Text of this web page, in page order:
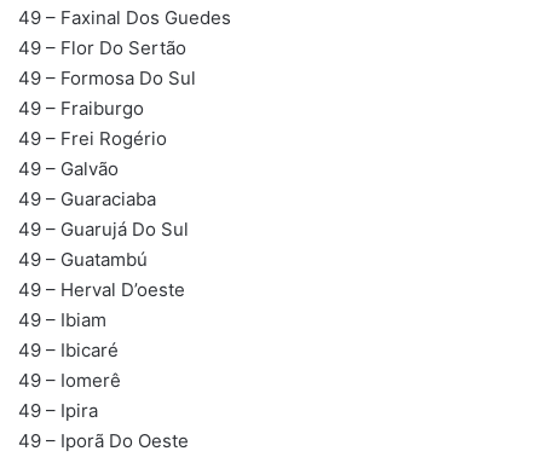
49 – Faxinal Dos Guedes
49 – Flor Do Sertão
49 – Formosa Do Sul
49 – Fraiburgo
49 – Frei Rogério
49 – Galvão
49 – Guaraciaba
49 – Guarujá Do Sul
49 – Guatambú
49 – Herval D’oeste
49 – Ibiam
49 – Ibicaré
49 – Iomerê
49 – Ipira
49 – Iporã Do Oeste